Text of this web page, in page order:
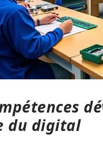
du digital